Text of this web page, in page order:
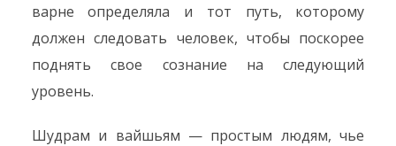
варне определяла и тот путь, которому
должен следовать человек, чтобы поскорее
поднять свое сознание на следующий
уровень.
Шудрам и вайшьям — простым людям, чье